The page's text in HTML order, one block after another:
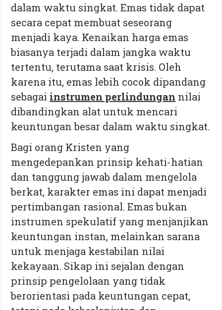
dalam waktu singkat. Emas tidak dapat
secara cepat membuat seseorang
menjadi kaya. Kenaikan harga emas
biasanya terjadi dalam jangka waktu
tertentu, terutama saat krisis. Oleh
karena itu, emas lebih cocok dipandang
sebagai instrumen perlindungan nilai
dibandingkan alat untuk mencari
keuntungan besar dalam waktu singkat.
Bagi orang Kristen yang
mengedepankan prinsip kehati-hatian
dan tanggung jawab dalam mengelola
berkat, karakter emas ini dapat menjadi
pertimbangan rasional. Emas bukan
instrumen spekulatif yang menjanjikan
keuntungan instan, melainkan sarana
untuk menjaga kestabilan nilai
kekayaan. Sikap ini sejalan dengan
prinsip pengelolaan yang tidak
berorientasi pada keuntungan cepat,